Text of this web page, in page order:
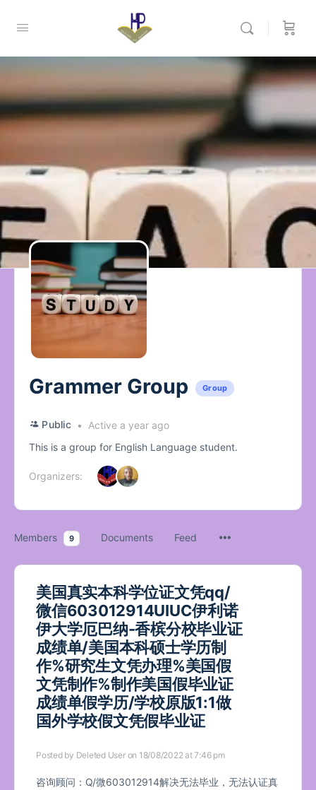
Grammer Group Group
Public
Active a year ago
This is a group for English Language student.
Organizers:
Members 9 Documents Feed
美国真实本科学位证文凭qq/
微信603012914UIUC伊利诺
伊大学厄巴纳-香槟分校毕业证
成绩单/美国本科硕士学历制
作%研究生文凭办理%美国假
文凭制作%制作美国假毕业证
成绩单假学历/学校原版1:1做
国外学校假文凭假毕业证
Posted by Deleted User on 18/08/2022 at 7:46 pm
咨询顾问：Q/微603012914解决无法毕业，无法认证真